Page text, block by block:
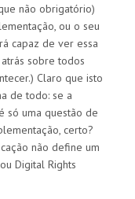
não obrigatório)
ou o seu
capaz de ver essa
sobre todos
Claro que isto
de todo: se a
só uma questão de
certo?
não define um
Digital Rights